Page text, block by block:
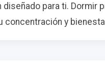
diseñado para ti. Dormir
concentración y